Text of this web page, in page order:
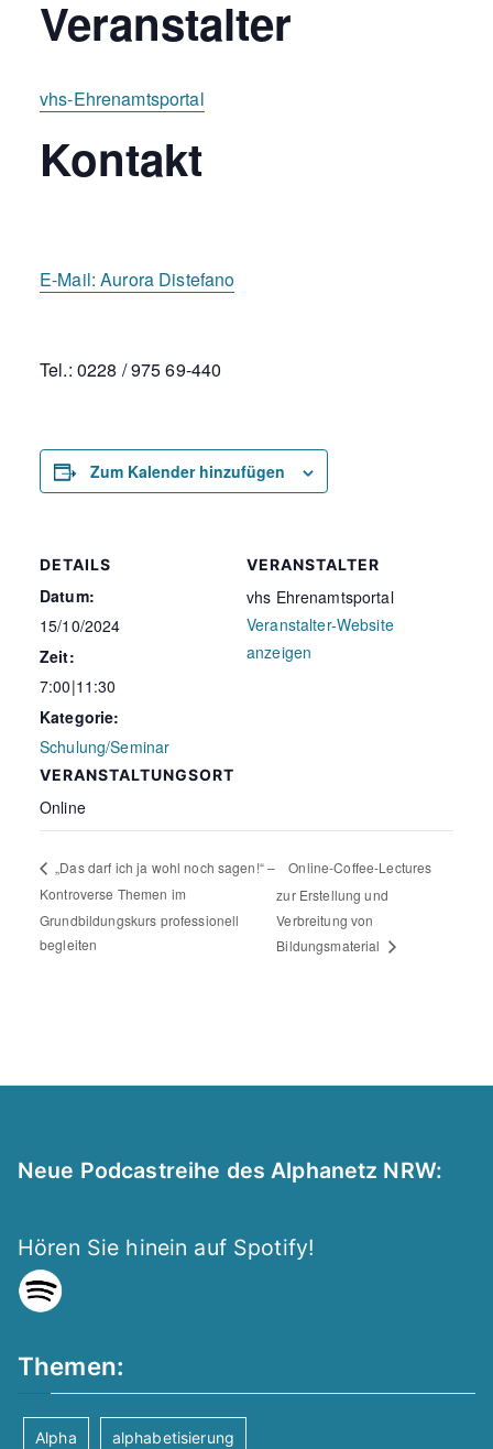
Veranstalter
vhs-Ehrenamtsportal
Kontakt
E-Mail:Aurora Distefano
Tel.: 0228 / 975 69-440
Zum Kalender hinzufügen
DETAILS
Datum:
15/10/2024
Zeit:
7:00|11:30
Kategorie:
Schulung/Seminar
VERANSTALTUNGSORT
Online
VERANSTALTER
vhs Ehrenamtsportal
Veranstalter-Website
anzeigen
„Das darf ich ja wohl noch sagen!“ –
Kontroverse Themen im
Grundbildungskurs professionell
begleiten
Online-Coffee-Lectures
zur Erstellung und
Verbreitung von
Bildungsmaterial
Neue Podcastreihe des Alphanetz NRW:
Hören Sie hinein auf Spotify!
Themen:
Alpha alphabetisierung